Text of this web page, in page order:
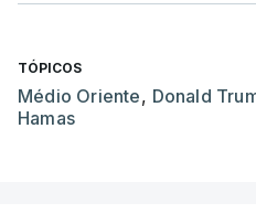
TÓPICOS
Médio Oriente, Donald
Hamas